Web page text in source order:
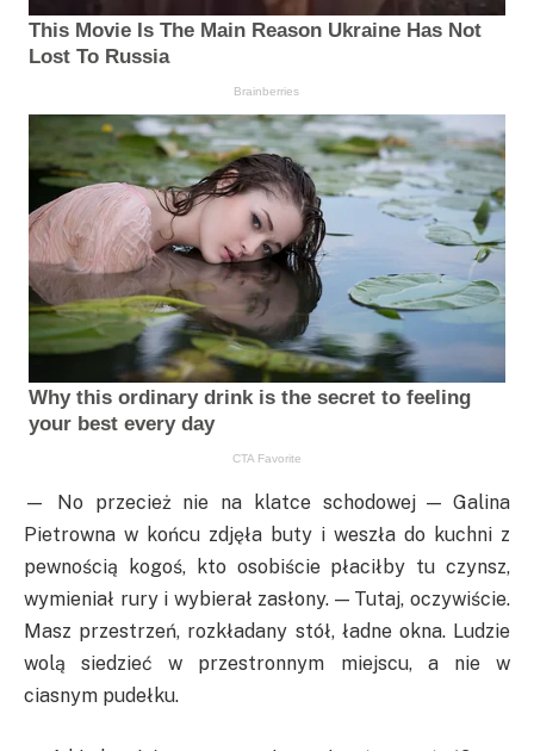
— No przecież nie na klatce schodowej — Galina
Pietrowna w końcu zdjęła buty i weszła do kuchni z
pewnością kogoś, kto osobiście płaciłby tu czynsz,
wymieniał rury i wybierał zasłony. — Tutaj, oczywiście.
Masz przestrzeń, rozkładany stół, ładne okna. Ludzie
wolą siedzieć w przestronnym miejscu, a nie w
ciasnym pudełku.